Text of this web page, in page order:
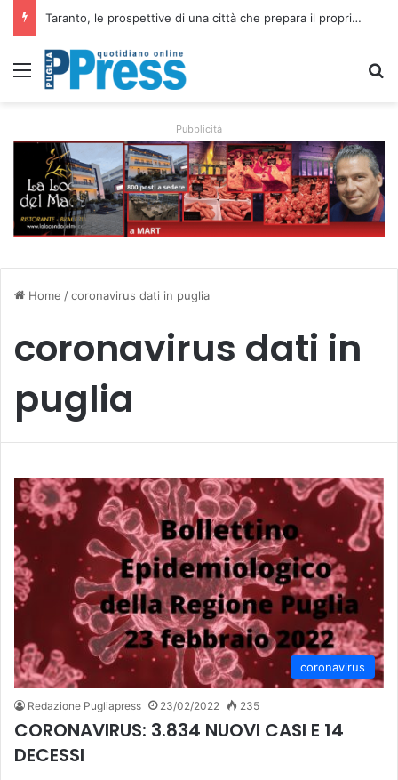
Taranto, le prospettive di una città che prepara il proprio futuro
Menu
Pubblicità
Home /coronavirus dati in puglia
coronavirus dati in
puglia
coronavirus
Redazione Pugliapress 23/02/2022 235
CORONAVIRUS: 3.834 NUOVI CASI E 14
DECESSI